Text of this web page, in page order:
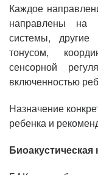
Каждое
направлены на
системы,
тонусом,
сенсорной
включенностью
Назначение
ребенка и
Биоакустическая